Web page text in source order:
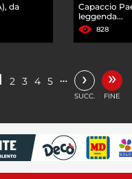
da
Capaccio
leggenda...
828
2 3 4 5 … ›
SUCC.
»
FINE